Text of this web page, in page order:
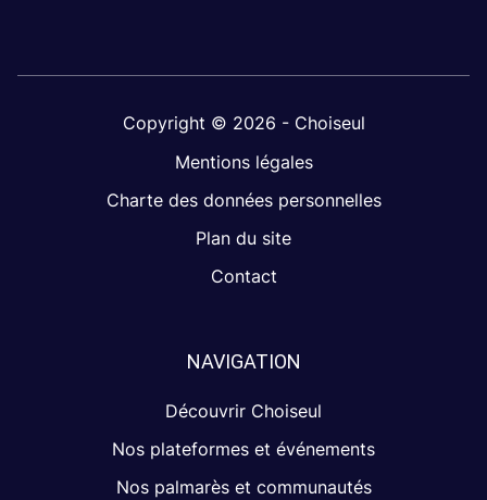
Copyright © 2026 - Choiseul
Mentions légales
Charte des données personnelles
Plan du site
Contact
NAVIGATION
Découvrir Choiseul
Nos plateformes et événements
Nos palmarès et communautés